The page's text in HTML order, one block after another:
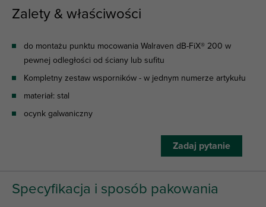
Zalety & właściwości
do montażu punktu mocowania Walraven dB-FiX® 200 w
pewnej odległości od ściany lub sufitu
Kompletny zestaw wsporników - w jednym numerze artykułu
materiał: stal
ocynk galwaniczny
Zadaj pytanie
Specyfikacja i sposób pakowania